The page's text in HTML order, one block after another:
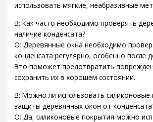
использовать мягкие, неабразивные
В: Как часто необходимо проверять
наличие конденсата?
О: Деревянные окна необходимо
конденсата регулярно, особенно после
Это поможет предотвратить
сохранить их в хорошем состоянии.
В: Можно ли использовать силиконовые
защиты деревянных окон от
О: Да, силиконовые покрытия можно